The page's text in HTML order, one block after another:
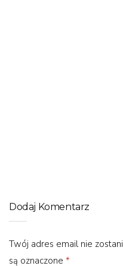
Dodaj Komentarz
Twój adres email nie
są oznaczone *